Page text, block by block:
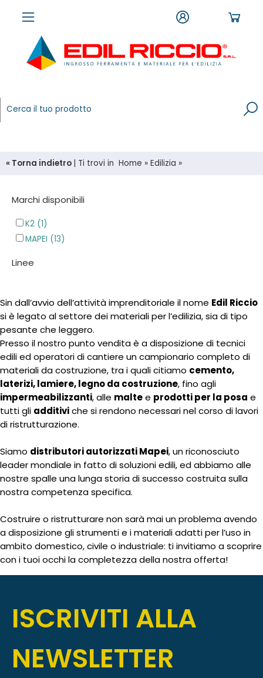
« Torna indietro Ti trovi in Home » Edilizia »
Marchi disponibili
K2 (1)
MAPEI (13)
Linee
Sin dall’avvio dell’attività imprenditoriale il nome Edil Riccio
si è legato al settore dei materiali per l’edilizia, sia di tipo
pesante che leggero.
Presso il nostro punto vendita è a disposizione di tecnici
edili ed operatori di cantiere un campionario completo di
materiali da costruzione, tra i quali citiamo cemento,
laterizi, lamiere, legno da costruzione, fino agli
impermeabilizzanti, alle maltee prodotti per la posa e
tutti gli additiviche si rendono necessari nel corso di lavori
di ristrutturazione.
Siamo distributori autorizzati Mapei, un riconosciuto
leader mondiale in fatto di soluzioni edili, ed abbiamo alle
nostre spalle una lunga storia di successo costruita sulla
nostra competenza specifica.
Costruire o ristrutturare non sarà mai un problema avendo
a disposizione gli strumenti e i materiali adatti per l’uso in
ambito domestico, civile o industriale: ti invitiamo a scoprire
con i tuoi occhi la completezza della nostra offerta!
ISCRIVITI ALLA
NEWSLETTER